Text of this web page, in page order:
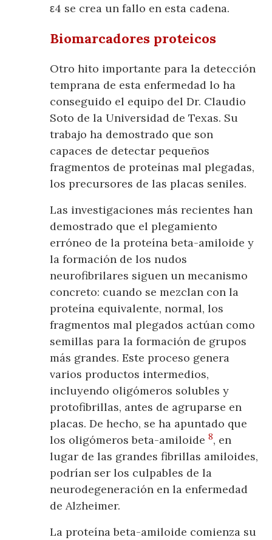
ε4 se crea un fallo en esta cadena.
Biomarcadores proteicos
Otro hito importante para la detección
temprana de esta enfermedad lo ha
conseguido el equipo del Dr. Claudio
Soto de la Universidad de Texas. Su
trabajo ha demostrado que son
capaces de detectar pequeños
fragmentos de proteínas mal plegadas,
los precursores de las placas seniles.
Las investigaciones más recientes han
demostrado que el plegamiento
erróneo de la proteína beta-amiloide y
la formación de los nudos
neurofibrilares siguen un mecanismo
concreto: cuando se mezclan con la
proteína equivalente, normal, los
fragmentos mal plegados actúan como
semillas para la formación de grupos
más grandes. Este proceso genera
varios productos intermedios,
incluyendo oligómeros solubles y
protofibrillas, antes de agruparse en
placas. De hecho, se ha apuntado que
los oligómeros beta-amiloide8, en
lugar de las grandes fibrillas amiloides,
podrían ser los culpables de la
neurodegeneración en la enfermedad
de Alzheimer.
La proteína beta-amiloide comienza su